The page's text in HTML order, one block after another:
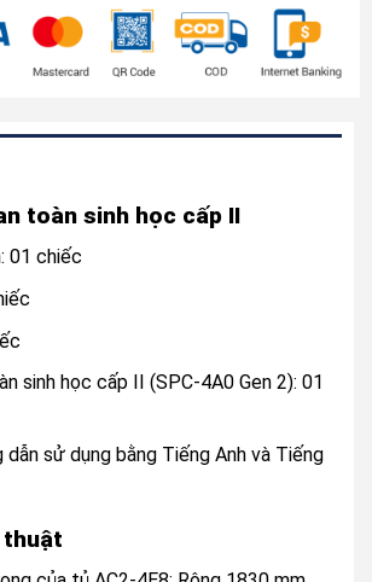
toàn sinh học cấp II
01 chiếc
sinh học cấp II (SPC-4A0 Gen 2): 01
dẫn sử dụng bằng Tiếng Anh và Tiếng
thuật